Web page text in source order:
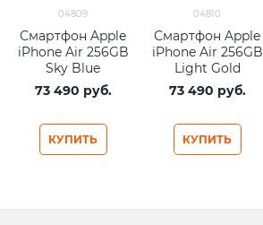
04809
Смартфон Apple
iPhone Air 256GB
Sky Blue
73 490 руб.
КУПИТЬ
04810
Смартфон Apple
iPhone Air 256GB
Light Gold
73 490 руб.
КУПИТЬ